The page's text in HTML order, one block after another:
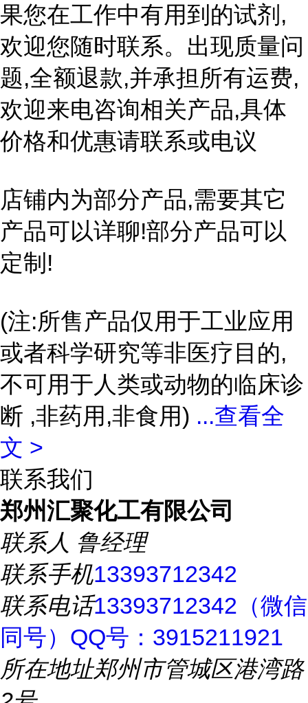
果您在工作中有用到的试剂,
欢迎您随时联系。出现质量问
题,全额退款,并承担所有运费,
欢迎来电咨询相关产品,具体
价格和优惠请联系或电议
店铺内为部分产品,需要其它
产品可以详聊!部分产品可以
定制!
(注:所售产品仅用于工业应用
或者科学研究等非医疗目的,
不可用于人类或动物的临床诊
断 ,非药用,非食用) ...查看全
文 >
联系我们
郑州汇聚化工有限公司
联系人 鲁经理
联系手机13393712342
联系电话13393712342（微信
同号）QQ号：3915211921
所在地址郑州市管城区港湾路